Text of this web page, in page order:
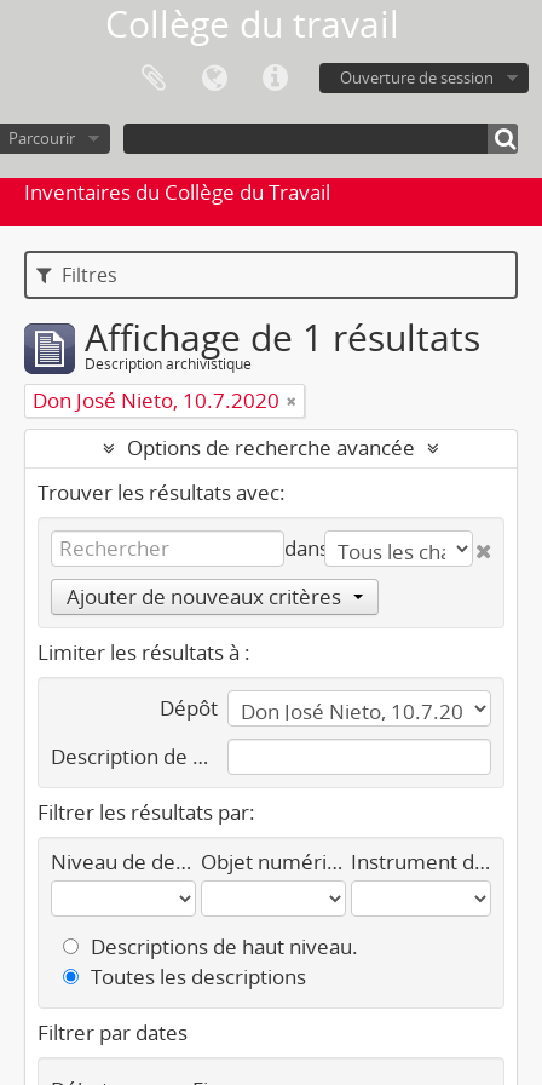
Collège du travail
Ouverture de session
Parcourir
Inventaires du Collège du Travail
Filtres
Affichage de 1 résultats
Description archivistique
Don José Nieto, 10.7.2020
Options de recherche avancée
Trouver les résultats avec:
dans
Ajouter de nouveaux critères
Limiter les résultats à :
Dépôt
Description de haut niveau
Filtrer les résultats par:
Niveau de description
Objet numérique disponible Instrument de recherche
Descriptions de haut niveau.
Toutes les descriptions
Filtrer par dates